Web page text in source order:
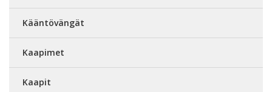
Kääntövängät
Kaapimet
Kaapit